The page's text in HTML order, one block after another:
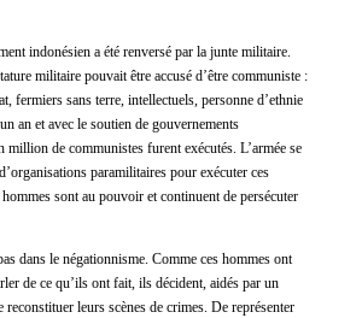
indonésien a été renversé par la junte militaire.
militaire pouvait être accusé d’être communiste :
fermiers sans terre, intellectuels, personne d’ethnie
an et avec le soutien de gouvernements
million de communistes furent exécutés. L’armée se
paramilitaires pour exécuter ces
sont au pouvoir et continuent de persécuter
dans le négationnisme. Comme ces hommes ont
de ce qu’ils ont fait, ils décident, aidés par un
reconstituer leurs scènes de crimes. De représenter